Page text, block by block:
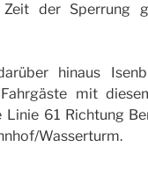
der Sperrung
hinaus
mit
61 Richtung
Wasserturm.